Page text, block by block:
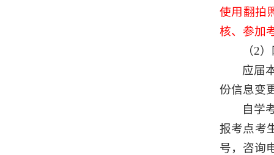
使用翻拍
核、参加
（2
应届
份信息变
自学
报考点考
号，咨询